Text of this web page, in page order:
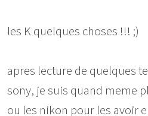
les K quelques choses !!! ;)
apres lecture de quelques
sony, je suis quand meme
ou les nikon pour les avoir